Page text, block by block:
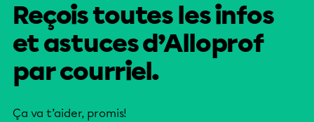
Reçois toutes les infos
et astuces d’Alloprof
par courriel.
Ça va t’aider, promis!